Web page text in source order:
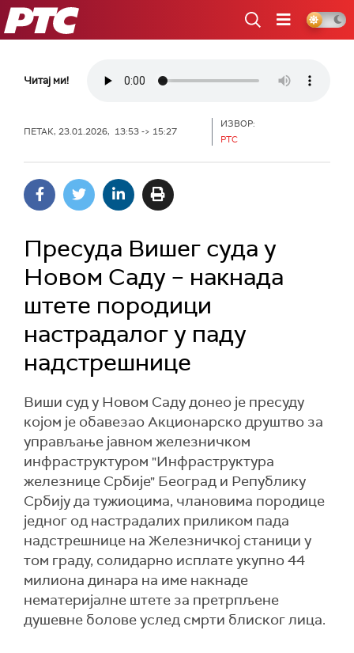
РТС
Читај ми!
ПЕТАК, 23.01.2026, 13:53 -> 15:27
ИЗВОР:
РТС
Пресуда Вишег суда у
Новом Саду – накнада
штете породици
настрадалог у паду
надстрешнице
Виши суд у Новом Саду донео је пресуду
којом је обавезао Акционарско друштво за
управљање јавном железничком
инфраструктуром "Инфраструктура
железнице Србије" Београд и Републику
Србију да тужиоцима, члановима породице
једног од настрадалих приликом пада
надстрешнице на Железничкој станици у
том граду, солидарно исплате укупно 44
милиона динара на име накнаде
нематеријалне штете за претрпљене
душевне болове услед смрти блиског лица.